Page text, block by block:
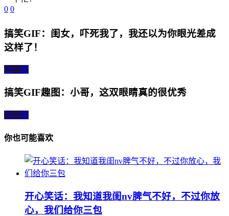
0 0
搞笑GIF：闺女，吓死我了，我还以为你眼光差成
这样了！
上一篇
搞笑GIF趣图：小哥，这双眼睛真的很优秀
下一篇
你也可能喜欢
开心笑话：我知道我闺nv脾气不好，不过你放
心，我们给你三包